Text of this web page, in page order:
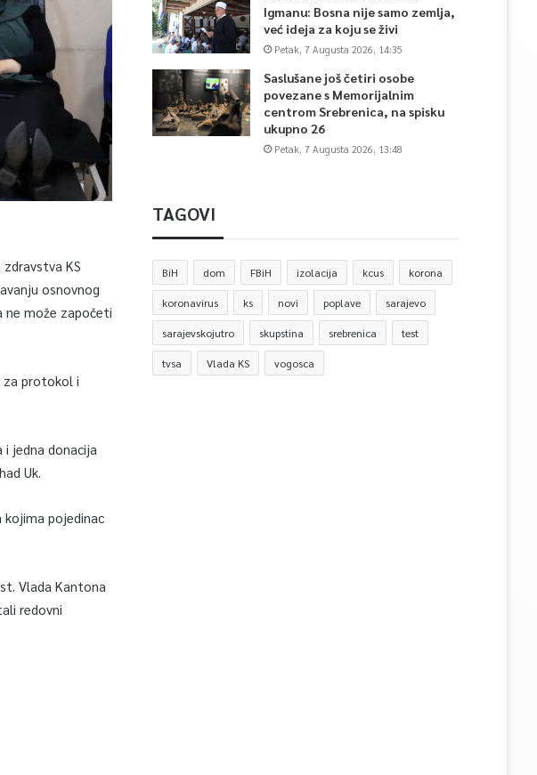
KS
osnovnog
ne može započeti
za protokol i
jedna donacija
Uk.
kojima pojedinac
Vlada Kantona
redovni
Igmanu: Bosna nije samo zemlja,
već ideja za koju se živi
Petak, 7 Augusta 2026, 14:35
Saslušane još četiri osobe
povezane s Memorijalnim
centrom Srebrenica, na spisku
ukupno 26
Petak, 7 Augusta 2026, 13:48
TAGOVI
BiH dom FBiH izolacija kcus korona
koronavirus ks novi poplave sarajevo
sarajevskojutro skupstina srebrenica test
tvsa Vlada KS vogosca